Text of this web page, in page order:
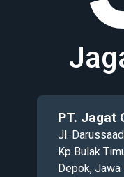
PT. Jagat
Jl.
Kp Bulak
Depok,